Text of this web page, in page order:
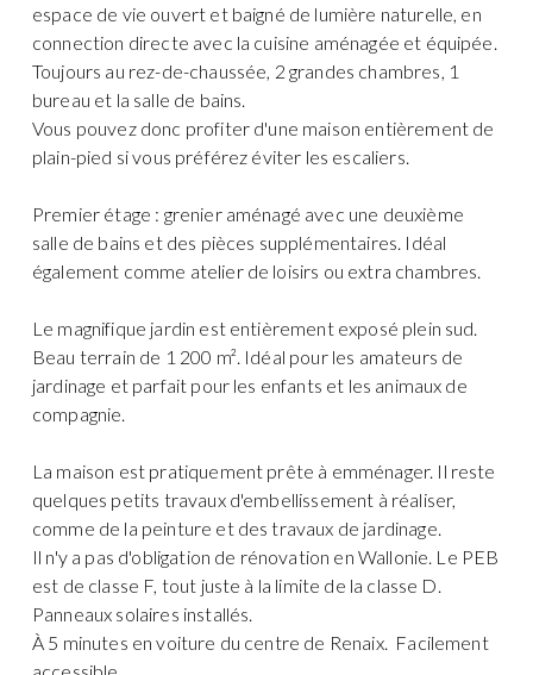
espace de vie ouvert et baigné de lumière naturelle, en
connection directe avec la cuisine aménagée et équipée.
Toujours au rez-de-chaussée, 2 grandes chambres, 1
bureau et la salle de bains.
Vous pouvez donc profiter d'une maison entièrement de
plain-pied si vous préférez éviter les escaliers.
Premier étage : grenier aménagé avec une deuxième
salle de bains et des pièces supplémentaires. Idéal
également comme atelier de loisirs ou extra chambres.
Le magnifique jardin est entièrement exposé plein sud.
Beau terrain de 1 200 m². Idéal pour les amateurs de
jardinage et parfait pour les enfants et les animaux de
compagnie.
La maison est pratiquement prête à emménager. Il reste
quelques petits travaux d'embellissement à réaliser,
comme de la peinture et des travaux de jardinage.
Il n'y a pas d'obligation de rénovation en Wallonie. Le PEB
est de classe F, tout juste à la limite de la classe D.
Panneaux solaires installés.
À 5 minutes en voiture du centre de Renaix. Facilement